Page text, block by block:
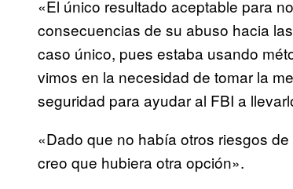
«El único resultado aceptable para
consecuencias de su abuso hacia
caso único, pues estaba usando
vimos en la necesidad de tomar la
seguridad para ayudar al FBI a
«Dado que no había otros riesgos
creo que hubiera otra opción».